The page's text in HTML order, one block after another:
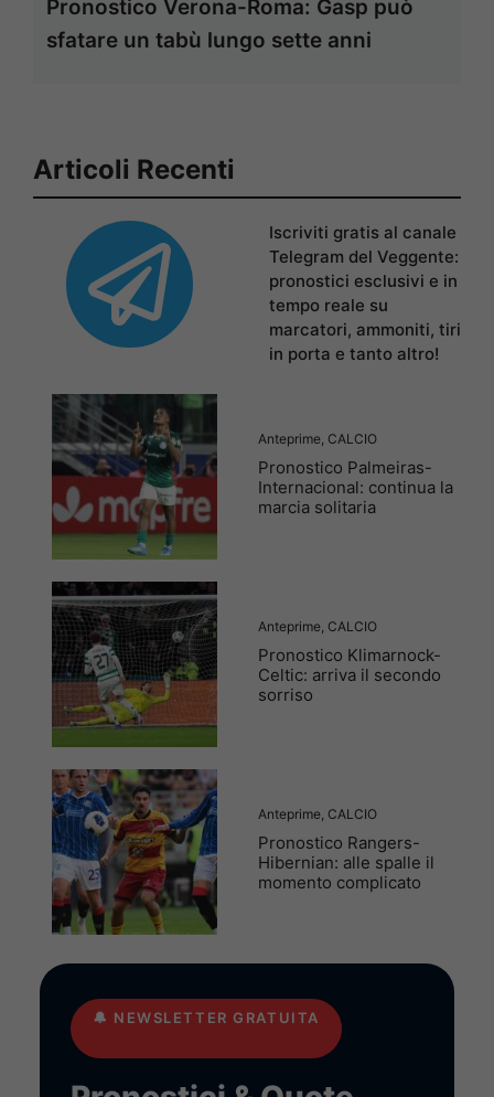
Pronostico Verona-Roma: Gasp può
sfatare un tabù lungo sette anni
Articoli Recenti
Iscriviti gratis al canale
Telegram del Veggente:
pronostici esclusivi e in
tempo reale su
marcatori, ammoniti, tiri
in porta e tanto altro!
Anteprime, CALCIO
Pronostico Palmeiras-
Internacional: continua la
marcia solitaria
Anteprime, CALCIO
Pronostico Klimarnock-
Celtic: arriva il secondo
sorriso
Anteprime, CALCIO
Pronostico Rangers-
Hibernian: alle spalle il
momento complicato
🔔 NEWSLETTER GRATUITA